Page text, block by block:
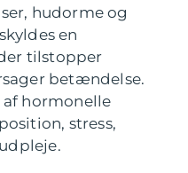
hudorme og
en
tilstopper
betændelse.
hormonelle
stress,